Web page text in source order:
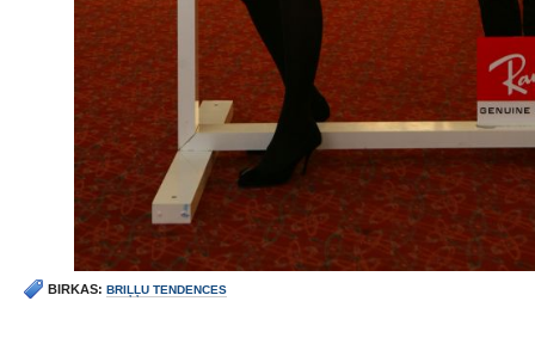
BIRKAS: BRIĻĻU TENDENCES